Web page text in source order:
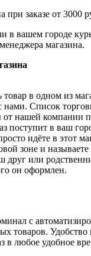
при заказе от 3000
в вашем городе
магазина.
в одном из
Список
нашей компании
поступит в ваш
идёте в этот
зоне и называете
друг или
он оформлен.
с
товаров. Удобство
в любое удобное